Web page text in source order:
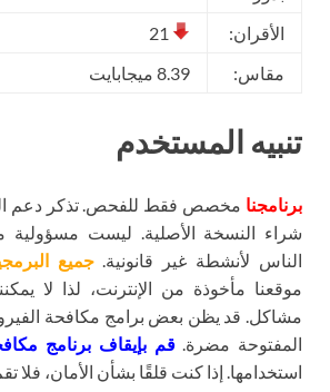
الأقران:
مقاس:
8.39 ميجابايت
تنبيه المستخدم
برنامجنا مخصص فقط للفحص. تذكر دعم
شراء النسخة الأصلية. ليست مسؤولية
الناس لأنشطة غير قانونية.جميع
موقعنا مأخوذة من الإنترنت، لذا لا
مشاكل. قد يظن بعض برامج مكافحة
المفتوحة مضرة.قم بإيقاف برنامج
استخدامها. إذا كنت قلقًا بشأن الأمان، فلا تقم